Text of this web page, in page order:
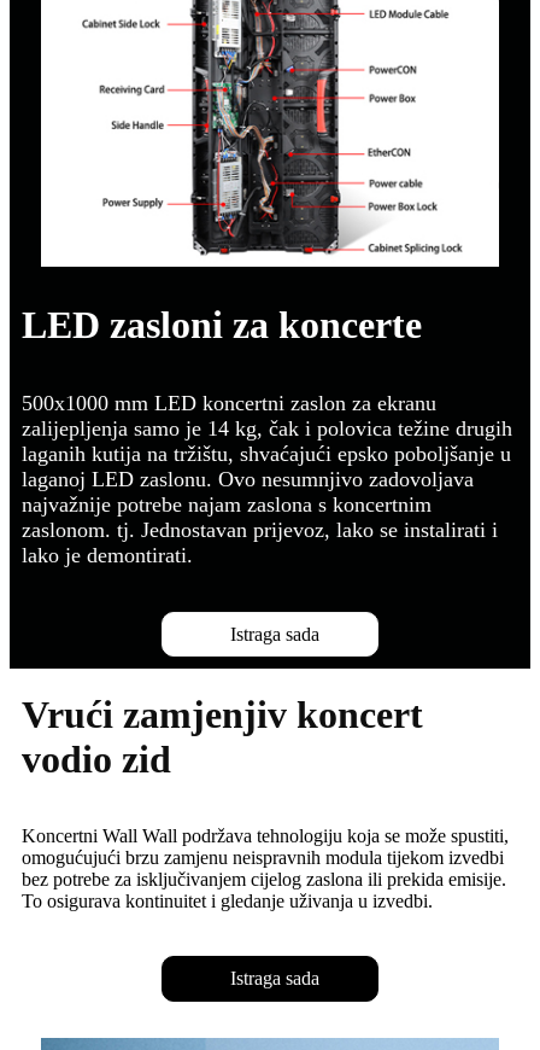
LED zasloni za koncerte
500x1000 mm LED koncertni zaslon za ekranu
zalijepljenja samo je 14 kg, čak i polovica težine drugih
laganih kutija na tržištu, shvaćajući epsko poboljšanje u
laganoj LED zaslonu. Ovo nesumnjivo zadovoljava
najvažnije potrebe najam zaslona s koncertnim
zaslonom. tj. Jednostavan prijevoz, lako se instalirati i
lako je demontirati.
Istraga sada
Vrući zamjenjiv koncert
vodio zid
Koncertni Wall Wall podržava tehnologiju koja se može spustiti,
omogućujući brzu zamjenu neispravnih modula tijekom izvedbi
bez potrebe za isključivanjem cijelog zaslona ili prekida emisije.
To osigurava kontinuitet i gledanje uživanja u izvedbi.
Istraga sada